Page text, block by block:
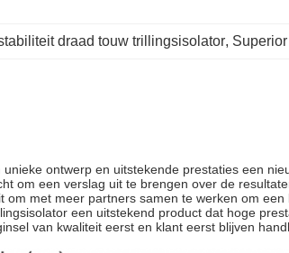
draad touw trillingsisolator,
ontwerp en uitstekende prestaties een
om een verslag uit te brengen over de
om met meer partners samen te werken om
een uitstekend product dat hoge
van kwaliteit eerst en klant eerst blijven